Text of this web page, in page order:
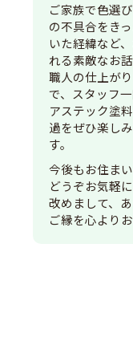
ご家族で色選
の不具合をき
いた経緯など
れる素敵なお話
職人の仕上が
で、スタッフ
アステック塗
過をぜひ楽し
す。
今後もお住ま
どうぞお気軽
改めまして、
ご縁を心より